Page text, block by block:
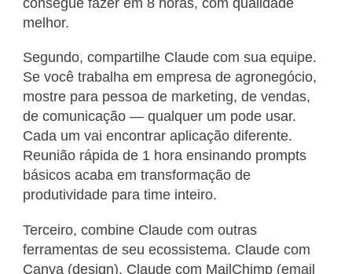
consegue fazer em 8 horas, com qualidade
melhor.
Segundo, compartilhe Claude com sua equipe.
Se você trabalha em empresa de agronegócio,
mostre para pessoa de marketing, de vendas,
de comunicação — qualquer um pode usar.
Cada um vai encontrar aplicação diferente.
Reunião rápida de 1 hora ensinando prompts
básicos acaba em transformação de
produtividade para time inteiro.
Terceiro, combine Claude com outras
ferramentas de seu ecossistema. Claude com
Canva (design), Claude com MailChimp (email